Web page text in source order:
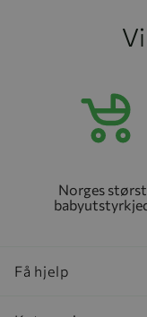
Norges
Få hjelp